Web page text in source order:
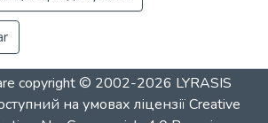
copyright © 2002-2026 LYRASIS
на умовах ліцензіїCreative